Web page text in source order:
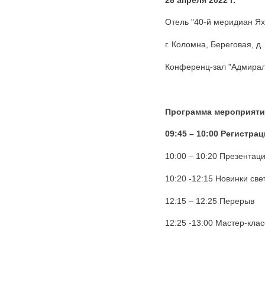
Отель "40-й меридиан
г. Коломна, Береговая,
Конференц-зал
Программа
09:45 – 10:00
10:00 – 10:20
10:20 -12:15 Новинки
12:15 – 12:25 Перерыв
12:25 -13:00 Мастер-